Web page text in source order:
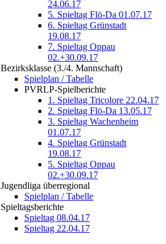
24.06.17
5. Spieltag Flö-Da 01.07.17
6. Spieltag Grünstadt
19.08.17
7. Spieltag Oppau
02.+30.09.17
Bezirksklasse (3./4. Mannschaft)
Spielplan / Tabelle
PVRLP-Spielberichte
1. Spieltag Tricolore 22.04.17
2. Spieltag Flö-Da 13.05.17
3. Spieltag Wachenheim
01.07.17
4. Spieltag Grünstadt
19.08.17
5. Spieltag Oppau
02.+30.09.17
Jugendliga überregional
Spielplan / Tabelle
Spieltagsberichte
Spieltag 08.04.17
Spieltag 22.04.17